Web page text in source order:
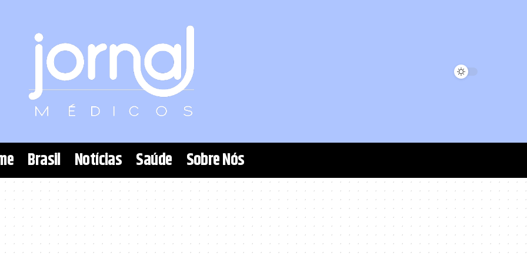
Brasil Notícias Saúde Sobre Nós